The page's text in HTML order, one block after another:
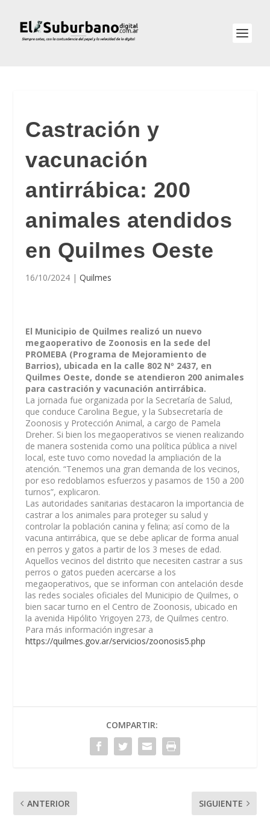
Castración y
vacunación
antirrábica: 200
animales atendidos
en Quilmes Oeste
16/10/2024 |Quilmes
El Municipio de Quilmes realizó un nuevo
megaoperativo de Zoonosis en la sede del
PROMEBA (Programa de Mejoramiento de
Barrios), ubicada en la calle 802 Nº 2437, en
Quilmes Oeste, donde se atendieron 200 animales
para castración y vacunación antirrábica.
La jornada fue organizada por la Secretaría de Salud,
que conduce Carolina Begue, y la Subsecretaría de
Zoonosis y Protección Animal, a cargo de Pamela
Dreher. Si bien los megaoperativos se vienen realizando
de manera sostenida como una política pública a nivel
local, este tuvo como novedad la ampliación de la
atención. “Tenemos una gran demanda de los vecinos,
por eso redoblamos esfuerzos y pasamos de 150 a 200
turnos”, explicaron.
Las autoridades sanitarias destacaron la importancia de
castrar a los animales para proteger su salud y
controlar la población canina y felina; así como de la
vacuna antirrábica, que se debe aplicar de forma anual
en perros y gatos a partir de los 3 meses de edad.
Aquellos vecinos del distrito que necesiten castrar a sus
perros o gatos pueden acercarse a los
megaoperativos, que se informan con antelación desde
las redes sociales oficiales del Municipio de Quilmes, o
bien sacar turno en el Centro de Zoonosis, ubicado en
la avenida Hipólito Yrigoyen 273, de Quilmes centro.
Para más información ingresar a
https://quilmes.gov.ar/servicios/zoonosis5.php
COMPARTIR:
ANTERIOR SIGUIENTE